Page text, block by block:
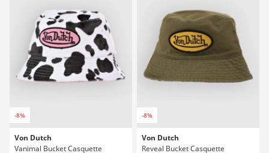
-8%
Von Dutch
Vanimal Bucket Casquette
-8%
Von Dutch
Reveal Bucket Casquette